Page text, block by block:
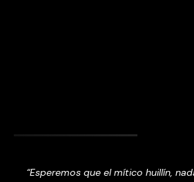
“Esperemos que el mítico huillín,